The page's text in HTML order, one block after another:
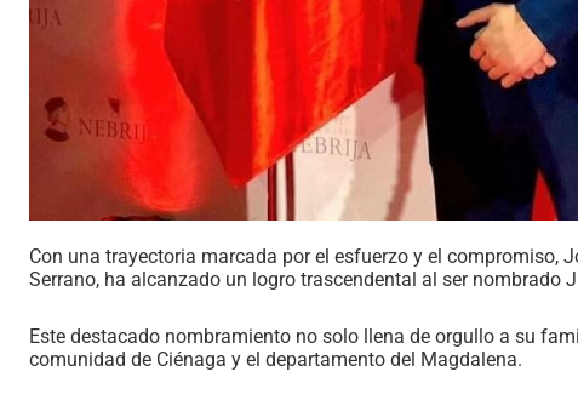
Con una trayectoria marcada por el esfuerzo y el compromiso,
Serrano, ha alcanzado un logro trascendental al ser nombrado
Este destacado nombramiento no solo llena de orgullo a su
comunidad de Ciénaga y el departamento del Magdalena.